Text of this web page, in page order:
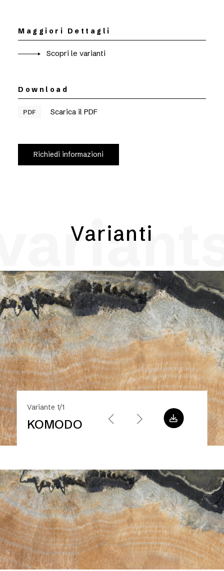
Maggiori Dettagli
Scopri le varianti
Download
PDF Scarica il PDF
Richiedi informazioni
Varianti
Variante 1/1
KOMODO